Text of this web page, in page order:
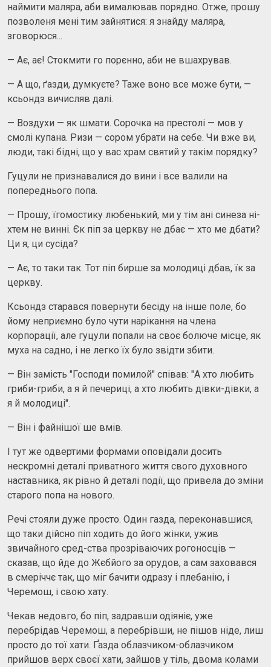
наймити маляра, аби вималював порядно. Отже, прошу
позволеня мені тим зайнятися: я знайду маляра,
зговорюся...
— Ає, ає! Стокмити го порєнно, аби не вшахрував.
— А що, ґазди, думкуєте? Таже воно все може бути, —
ксьондз вичисляв далі.
— Воздухи — як шмати. Сорочка на престолі — мов у
смолі купана. Ризи — сором убрати на себе. Чи вже ви,
люди, такі бідні, що у вас храм святий у такім порядку?
Гуцули не признавалися до вини і все валили на
попереднього попа.
— Прошу, їгомостику любенький, ми у тім ані синеза ні-
хтем не винні. Єк піп за церкву не дбає — хто ме дбати?
Ци я, ци сусіда?
— Ає, то таки так. Тот піп бирше за молодиці дбав, їк за
церкву.
Ксьондз старався повернути бесіду на інше поле, бо
йому неприємно було чути нарікання на члена
корпорації, але гуцули попали на своє болюче місце, як
муха на садно, і не легко їх було звідти збити.
— Він замість "Господи помилой" співав: "А хто любить
гриби-гриби, а я й печериці, а хто любить дівки-дівки, а
я й молодиці".
— Він і файнішої ше вмів.
І тут же одвертими формами оповідали досить
нескромні деталі приватного життя свого духовного
наставника, як рівно й деталі події, що привела до зміни
старого попа на нового.
Речі стояли дуже просто. Один газда, переконавшися,
що таки дійсно піп ходить до його жінки, ужив
звичайного сред-ства прозріваючих рогоносців —
сказав, що йде до Жєбйого за орудов, а сам заховався
в смеріччє так, що міг бачити одразу і плебанію, і
Черемош, і свою хату.
Чекав недовго, бо піп, задравши одіяніє, уже
перебрідав Черемош, а перебрівши, не пішов ніде, лиш
просто до тої хати. Ґазда облазчиком-облазчиком
прийшов верх своєї хати, зайшов у тіль, двома колами